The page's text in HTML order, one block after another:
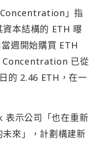
」指
本結構的 ETH 曝
週開始購買 ETH
Concentration 已從
的 2.46 ETH，在一
示公司「也在重新
來」，計劃構建新